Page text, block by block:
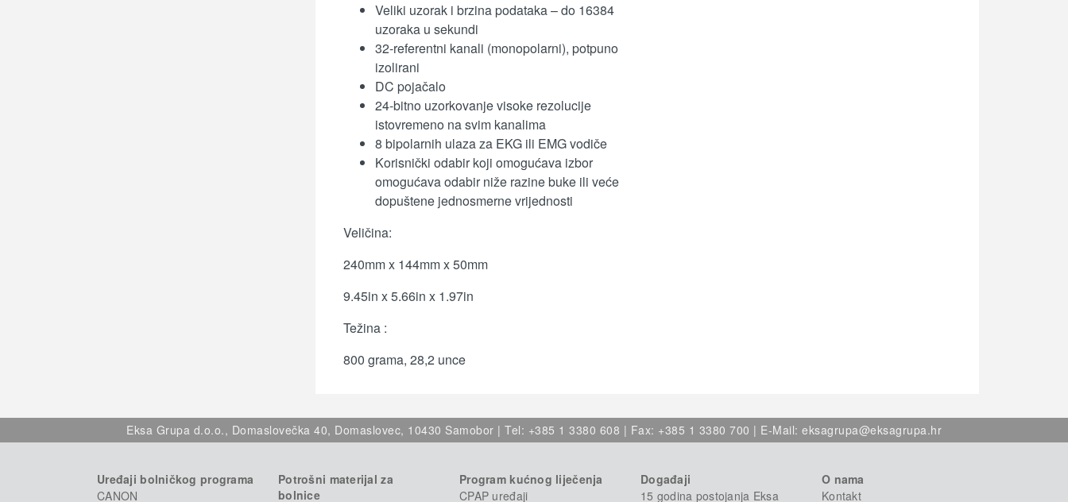
Veliki uzorak i brzina podataka – do 16384
uzoraka u sekundi
32-referentni kanali (monopolarni), potpuno
izolirani
DC pojačalo
24-bitno uzorkovanje visoke rezolucije
istovremeno na svim kanalima
8 bipolarnih ulaza za EKG ili EMG vodiče
Korisnički odabir koji omogućava izbor
omogućava odabir niže razine buke ili veće
dopuštene jednosmerne vrijednosti
Veličina:
240mm x 144mm x 50mm
9.45in x 5.66in x 1.97in
Težina :
800 grama, 28,2 unce
Eksa Grupa d.o.o., Domaslovečka 40, Domaslovec, 10430 Samobor | Tel: +385 1 3380 608 | Fax: +385 1 3380 700 | E-Mail: eksagrupa@eksagrupa.hr
Uređaji bolničkog programa
CANON
Potrošni materijal za
bolnice
Program kućnog liječenja
CPAP uređaji
Događaji
15 godina postojanja Eksa
O nama
Kontakt